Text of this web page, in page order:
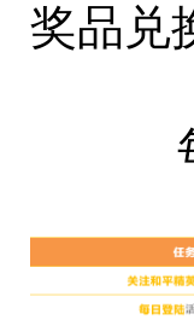
奖品兑